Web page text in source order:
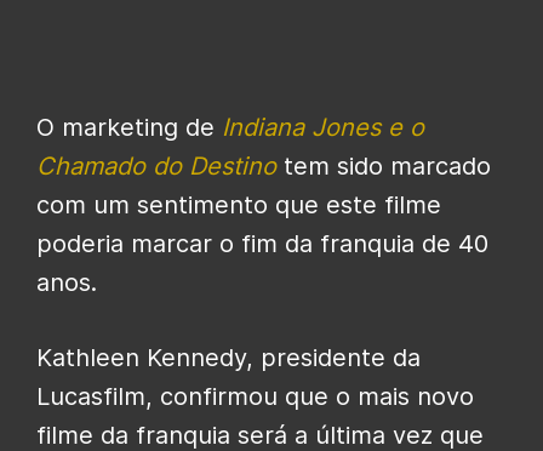
O marketing de Indiana Jones e o
Chamado do Destinotem sido marcado
com um sentimento que este filme
poderia marcar o fim da franquia de 40
anos.
Kathleen Kennedy, presidente da
Lucasfilm, confirmou que o mais novo
filme da franquia será a última vez que